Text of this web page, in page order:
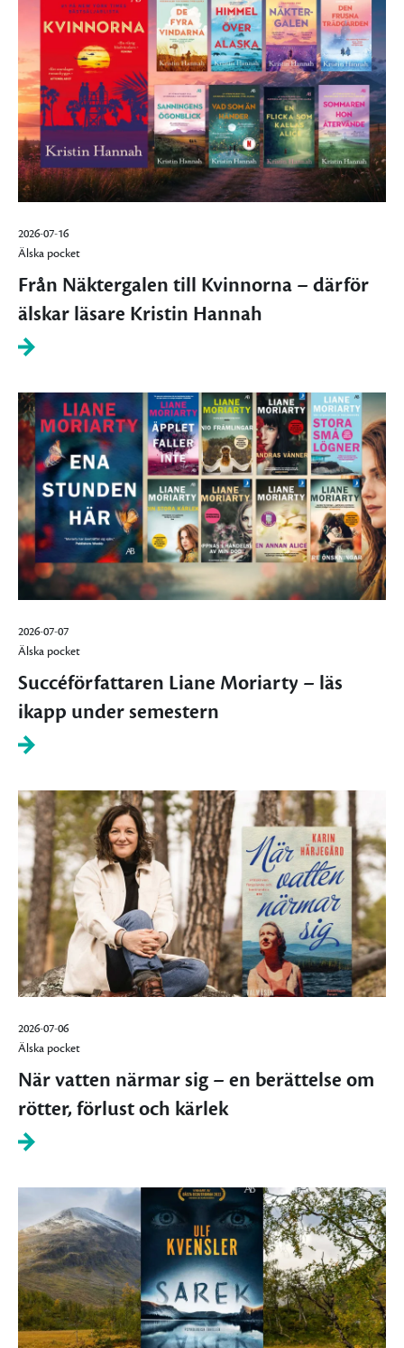
2026-07-16
Älska pocket
Från Näktergalen till Kvinnorna – därför
älskar läsare Kristin Hannah
2026-07-07
Älska pocket
Succéförfattaren Liane Moriarty – läs
ikapp under semestern
2026-07-06
Älska pocket
När vatten närmar sig – en berättelse om
rötter, förlust och kärlek